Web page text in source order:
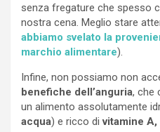
senza fregature che spesso
nostra cena. Meglio stare
abbiamo svelato la
marchio alimentare).
Infine, non possiamo non
benefiche dell’anguria, che
un alimento assolutamente
acqua) e ricco divitamine A,